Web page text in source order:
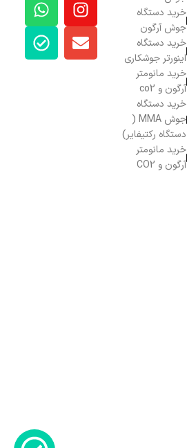
خرید دستگاه
جوش آرگون
خرید دستگاه
اینورتر جوشکاری
خرید مانومتر
آرگون و co2
خرید دستگاه
جوش MMA (
دستگاه رکتیفایر)
خرید مانومتر
آرگون و CO2